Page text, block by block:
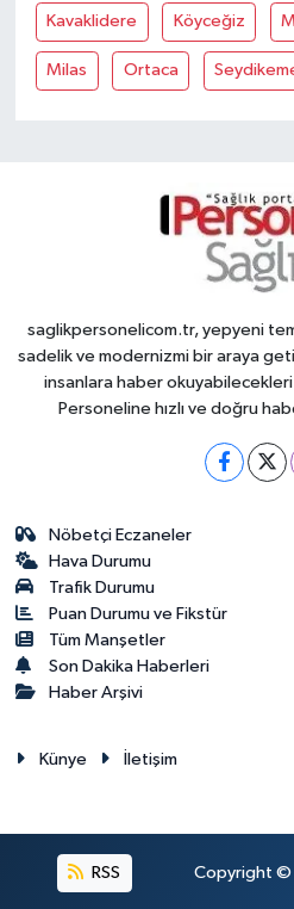
Kavaklidere Köyceğiz
Milas Ortaca
saglikpersonelicom.tr, yepyeni
sadelik ve modernizmi bir araya
insanlara haber okuyabilecekleri
Personeline hızlı ve doğru
Nöbetçi Eczaneler
Hava Durumu
Trafik Durumu
Puan Durumu ve Fikstür
Tüm Manşetler
Son Dakika Haberleri
Haber Arşivi
Künye İletişim
RSS Copyright ©